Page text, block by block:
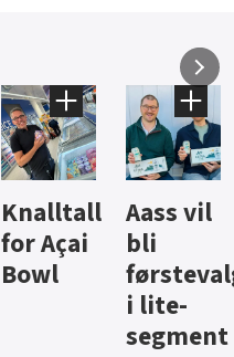
Brus og
jus fra
Berentsen
Hard
iste fra
Hansa